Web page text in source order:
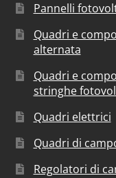
Pannelli
Quadri e
alternata
Quadri e
stringhe
Quadri elettrici
Quadri di
Regolatori di